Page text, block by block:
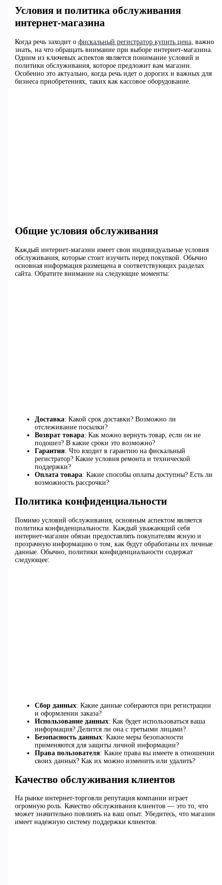
Условия и политика обслуживания
интернет-магазина
Когда речь заходит о фискальный регистратор купить цена, важно
знать, на что обращать внимание при выборе интернет-магазина.
Одним из ключевых аспектов является понимание условий и
политики обслуживания, которое предложит вам магазин.
Особенно это актуально, когда речь идет о дорогих и важных для
бизнеса приобретениях, таких как кассовое оборудование.
Общие условия обслуживания
Каждый интернет-магазин имеет свои индивидуальные условия
обслуживания, которые стоит изучить перед покупкой. Обычно
основная информация размещена в соответствующих разделах
сайта. Обратите внимание на следующие моменты:
Доставка: Какой срок доставки? Возможно ли
отслеживание посылки?
Возврат товара: Как можно вернуть товар, если он не
подошел? В какие сроки это возможно?
Гарантия: Что входит в гарантию на фискальный
регистратор? Какие условия ремонта и технической
поддержки?
Оплата товара: Какие способы оплаты доступны? Есть ли
возможность рассрочки?
Политика конфиденциальности
Помимо условий обслуживания, основным аспектом является
политика конфиденциальности. Каждый уважающий себя
интернет-магазин обязан предоставлять покупателям ясную и
прозрачную информацию о том, как будут обработаны их личные
данные. Обычно, политики конфиденциальности содержат
следующее:
Сбор данных: Какие данные собираются при регистрации
и оформлении заказа?
Использование данных: Как будет использоваться ваша
информация? Делится ли она с третьими лицами?
Безопасность данных: Какие меры безопасности
применяются для защиты личной информации?
Права пользователя: Какие права вы имеете в отношении
своих данных? Как их можно изменить или удалить?
Качество обслуживания клиентов
На рынке интернет-торговли репутация компании играет
огромную роль. Качество обслуживания клиентов — это то, что
может значительно повлиять на ваш опыт. Убедитесь, что магазин
имеет надежную систему поддержки клиентов: